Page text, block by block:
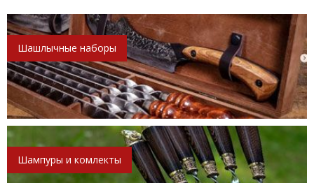
Шашлычные наборы
Шампуры и комлекты